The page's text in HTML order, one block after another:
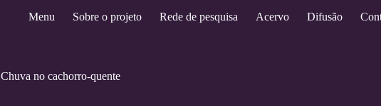
Menu Sobre o projeto Rede de pesquisa Acervo Difusão
Chuva no cachorro-quente